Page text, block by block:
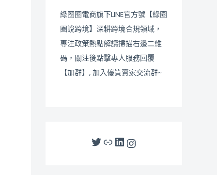
綠圈圈電商旗下LINE官方號【綠圈
圈說跨境】深耕跨境合規領域，
專注政策熱點解讀掃描右邊二維
碼，關注後點擊專人服務回覆
【加群】, 加入優質賣家交流群~